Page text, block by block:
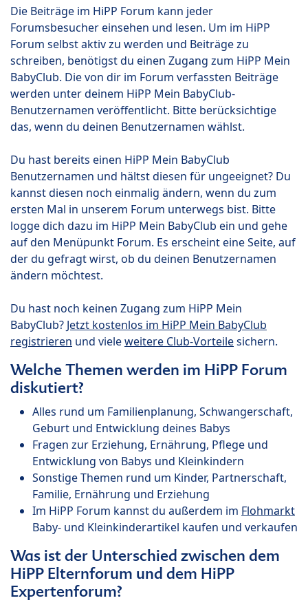
Die Beiträge im HiPP Forum kann jeder
Forumsbesucher einsehen und lesen. Um im HiPP
Forum selbst aktiv zu werden und Beiträge zu
schreiben, benötigst du einen Zugang zum HiPP Mein
BabyClub. Die von dir im Forum verfassten Beiträge
werden unter deinem HiPP Mein BabyClub-
Benutzernamen veröffentlicht. Bitte berücksichtige
das, wenn du deinen Benutzernamen wählst.
Du hast bereits einen HiPP Mein BabyClub
Benutzernamen und hältst diesen für ungeeignet? Du
kannst diesen noch einmalig ändern, wenn du zum
ersten Mal in unserem Forum unterwegs bist. Bitte
logge dich dazu im HiPP Mein BabyClub ein und gehe
auf den Menüpunkt Forum. Es erscheint eine Seite, auf
der du gefragt wirst, ob du deinen Benutzernamen
ändern möchtest.
Du hast noch keinen Zugang zum HiPP Mein
BabyClub? Jetzt kostenlos im HiPP Mein BabyClub
registrieren und vieleweitere Club-Vorteilesichern.
Welche Themen werden im HiPP Forum
diskutiert?
Alles rund um Familienplanung, Schwangerschaft,
Geburt und Entwicklung deines Babys
Fragen zur Erziehung, Ernährung, Pflege und
Entwicklung von Babys und Kleinkindern
Sonstige Themen rund um Kinder, Partnerschaft,
Familie, Ernährung und Erziehung
Im HiPP Forum kannst du außerdem im Flohmarkt
Baby- und Kleinkinderartikel kaufen und verkaufen
Was ist der Unterschied zwischen dem
HiPP Elternforum und dem HiPP
Expertenforum?